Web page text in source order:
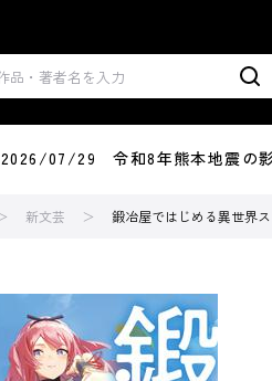
2026/07/29 令和8年熊本地震の影
新文芸 鍛冶屋ではじめる異世界